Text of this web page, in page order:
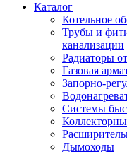
Каталог
Котельное
Трубы и
канализации
Радиаторы
Газовая
Запорно-
Системы
Дымоходы